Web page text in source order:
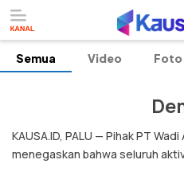
kausa
menuntaskan makna berita
Semua Video Foto
KAUSA.ID, PALU — Pihak PT
menegaskan bahwa seluruh